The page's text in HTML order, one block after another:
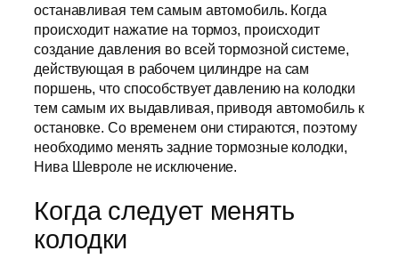
останавливая тем самым автомобиль. Когда
происходит нажатие на тормоз, происходит
создание давления во всей тормозной системе,
действующая в рабочем цилиндре на сам
поршень, что способствует давлению на колодки
тем самым их выдавливая, приводя автомобиль к
остановке. Со временем они стираются, поэтому
необходимо менять задние тормозные колодки,
Нива Шевроле не исключение.
Когда следует менять
колодки